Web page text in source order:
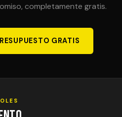
completamente gratis.
GRATIS